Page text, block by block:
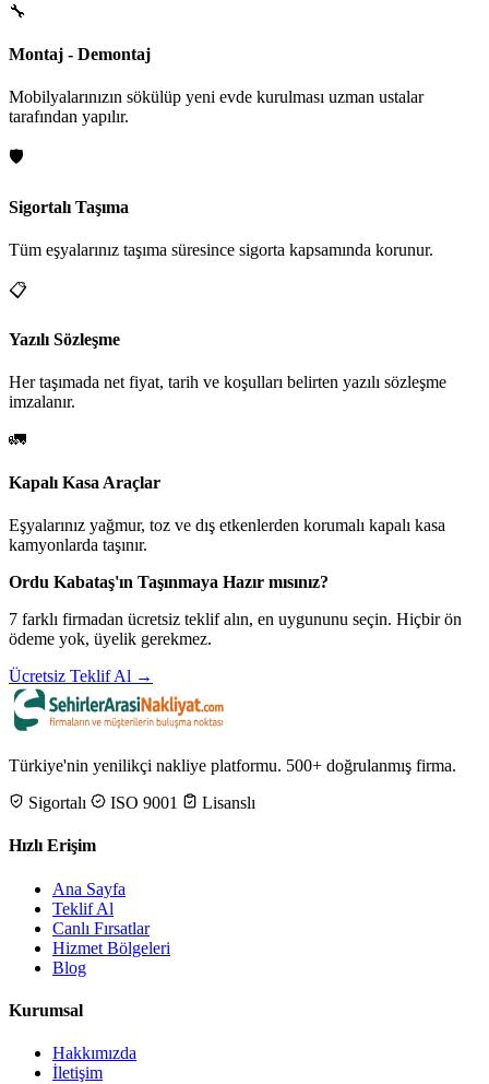
🔧
Montaj - Demontaj
Mobilyalarınızın sökülüp yeni evde kurulması uzman ustalar
tarafından yapılır.
🛡️
Sigortalı Taşıma
Tüm eşyalarınız taşıma süresince sigorta kapsamında korunur.
📋
Yazılı Sözleşme
Her taşımada net fiyat, tarih ve koşulları belirten yazılı sözleşme
imzalanır.
🚛
Kapalı Kasa Araçlar
Eşyalarınız yağmur, toz ve dış etkenlerden korumalı kapalı kasa
kamyonlarda taşınır.
Ordu Kabataş'ın Taşınmaya Hazır mısınız?
7 farklı firmadan ücretsiz teklif alın, en uygununu seçin. Hiçbir ön
ödeme yok, üyelik gerekmez.
Ücretsiz Teklif Al →
Türkiye'nin yenilikçi nakliye platformu. 500+ doğrulanmış firma.
Sigortalı
ISO 9001 Lisanslı
Hızlı Erişim
Ana Sayfa
Teklif Al
Canlı Fırsatlar
Hizmet Bölgeleri
Blog
Kurumsal
Hakkımızda
İletişim